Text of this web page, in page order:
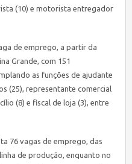
(10) e motorista entregador
de emprego, a partir da
Grande, com 151
as funções de ajudante
(25), representante comercial
(8) e fiscal de loja (3), entre
76 vagas de emprego, das
de produção, enquanto no